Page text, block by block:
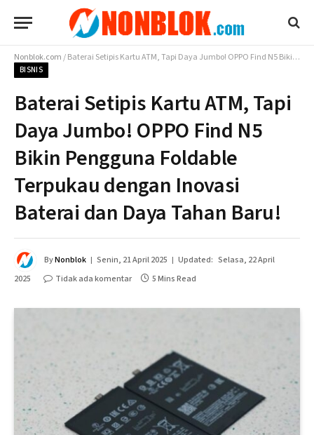
Nonblok.com/Baterai Setipis Kartu ATM, Tapi Daya Jumbo! OPPO Find N5 Bikin Pengguna Foldable Terpukau dengan Inovasi Baterai dan Daya Tahan Baru!
BISNIS
Baterai Setipis Kartu ATM, Tapi
Daya Jumbo! OPPO Find N5
Bikin Pengguna Foldable
Terpukau dengan Inovasi
Baterai dan Daya Tahan Baru!
ByNonblok Senin, 21 April 2025 Updated: Selasa, 22 April
2025
Tidak ada komentar 5 Mins Read